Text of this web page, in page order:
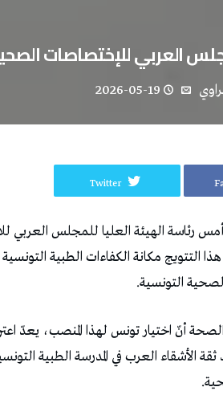
العربي للإختصاصات
2026-05-19
Twitter
أمس رئاسة الهيئة العليا للمجلس العربي
هذا التتويج مكانة الكفاءات الطبية
التونسية.
أنّ اختيار تونس لهذا المنصب، يعدّ
الأشقاء العرب في المدرسة الطبية